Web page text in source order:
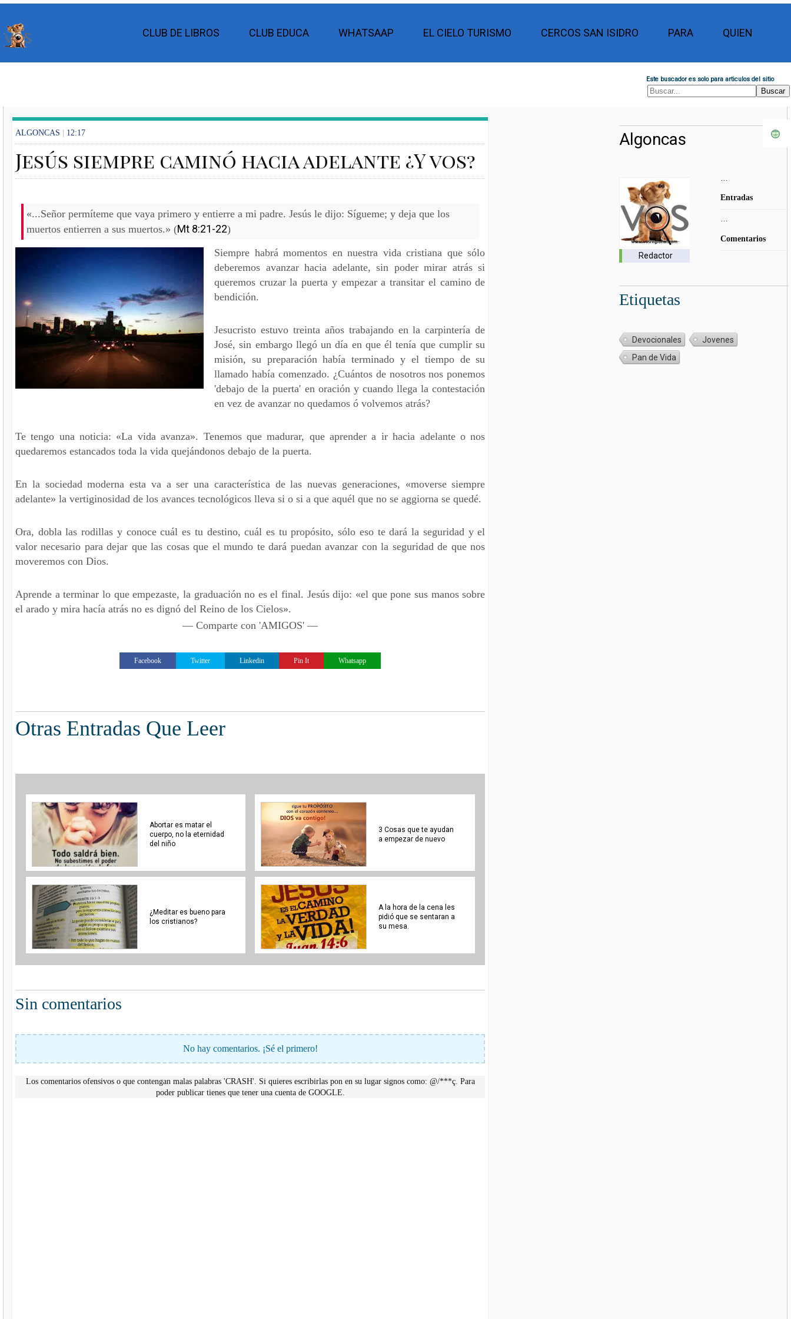
CLUB DE LIBROS CLUB EDUCA WHATSAAP EL CIELO TURISMO CERCOS SAN ISIDRO PARA QUIEN
Este buscador es solo para articulos del sitio
ALGONCAS | 12:17
Jesús siempre caminó hacia adelante ¿Y vos?
«...Señor permíteme que vaya primero y entierre a mi padre. Jesús le dijo: Sígueme; y deja que los
muertos entierren a sus muertos.» (Mt 8:21-22)
Siempre habrá momentos en nuestra vida cristiana que sólo
deberemos avanzar hacia adelante, sin poder mirar atrás si
queremos cruzar la puerta y empezar a transitar el camino de
bendición.
Jesucristo estuvo treinta años trabajando en la carpintería de
José, sin embargo llegó un día en que él tenía que cumplir su
misión, su preparación había terminado y el tiempo de su
llamado había comenzado. ¿Cuántos de nosotros nos ponemos
'debajo de la puerta' en oración y cuando llega la contestación
en vez de avanzar no quedamos ó volvemos atrás?
Te tengo una noticia: «La vida avanza». Tenemos que madurar, que aprender a ir hacia adelante o nos
quedaremos estancados toda la vida quejándonos debajo de la puerta.
En la sociedad moderna esta va a ser una característica de las nuevas generaciones, «moverse siempre
adelante» la vertiginosidad de los avances tecnológicos lleva si o si a que aquél que no se aggiorna se quedé.
Ora, dobla las rodillas y conoce cuál es tu destino, cuál es tu propósito, sólo eso te dará la seguridad y el
valor necesario para dejar que las cosas que el mundo te dará puedan avanzar con la seguridad de que nos
moveremos con Dios.
Aprende a terminar lo que empezaste, la graduación no es el final. Jesús dijo: «el que pone sus manos sobre
el arado y mira hacía atrás no es dignó del Reino de los Cielos».
— Comparte con 'AMIGOS' —
Facebook Twitter Linkedin Pin It Whatsapp
Otras Entradas Que Leer
Abortar es matar el
cuerpo, no la eternidad
del niño
3 Cosas que te ayudan
a empezar de nuevo
¿Meditar es bueno para
los cristianos?
A la hora de la cena les
pidió que se sentaran a
su mesa.
Sin comentarios
No hay comentarios. ¡Sé el primero!
Los comentarios ofensivos o que contengan malas palabras 'CRASH'. Si quieres escribirlas pon en su lugar signos como: @/***ç. Para
poder publicar tienes que tener una cuenta de GOOGLE.
Algoncas
Redactor
Entradas
…
Comentarios
Etiquetas
Devocionales
Jovenes
Pan de Vida